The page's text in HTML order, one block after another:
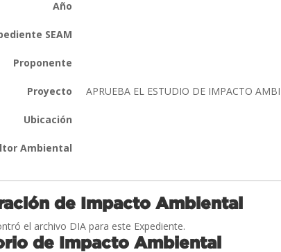
Año
SEAM
Proponente
Proyecto APRUEBA EL ESTUDIO DE IMPACTO
Ubicación
Ambiental
de Impacto Ambiental
el archivo DIA para este Expediente.
de Impacto Ambiental